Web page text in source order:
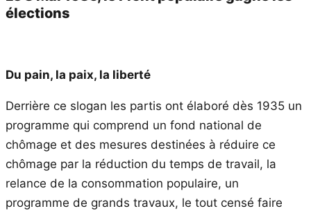
élections
Du pain, la paix, la liberté
Derrière ce slogan les partis ont élaboré dès 1935 un
programme qui comprend un fond national de
chômage et des mesures destinées à réduire ce
chômage par la réduction du temps de travail, la
relance de la consommation populaire, un
programme de grands travaux, le tout censé faire